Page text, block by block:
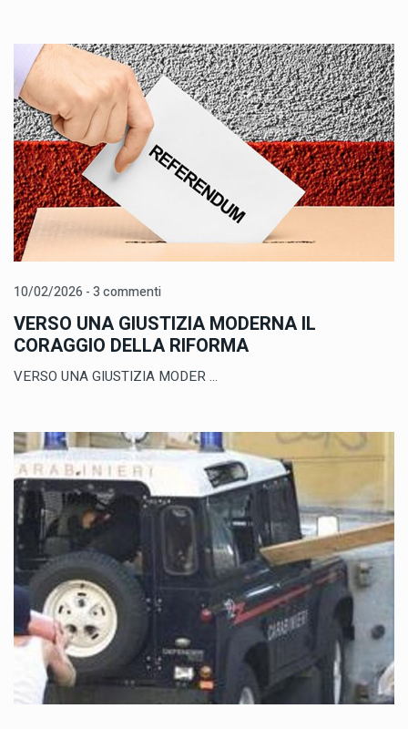
10/02/2026 - 3 commenti
VERSO UNA GIUSTIZIA MODERNA IL
CORAGGIO DELLA RIFORMA
VERSO UNA GIUSTIZIA MODER ...